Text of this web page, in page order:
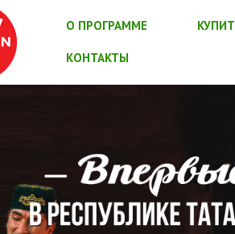
О ПРОГРАММЕ
КОНТАКТЫ